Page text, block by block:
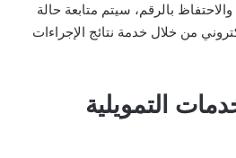
بالرقم، سيتم متابعة حالة
من خلال خدمة نتائج الإجراءات
التمويلية